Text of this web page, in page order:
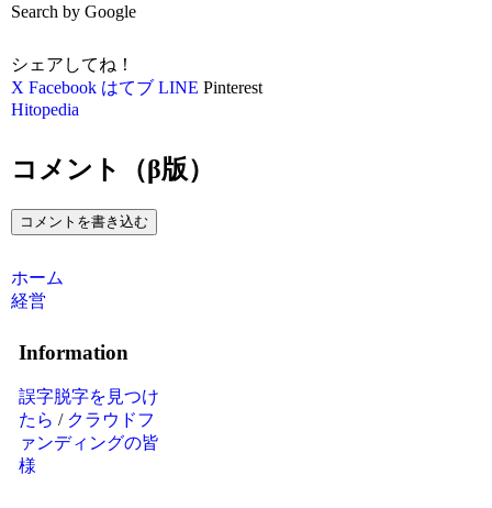
Search by Google
シェアしてね！
X Facebook はてブ LINE Pinterest
Hitopedia
コメント（β版）
コメントを書き込む
ホーム
経営
Information
誤字脱字を見つけ
たら / クラウドフ
ァンディングの皆
様